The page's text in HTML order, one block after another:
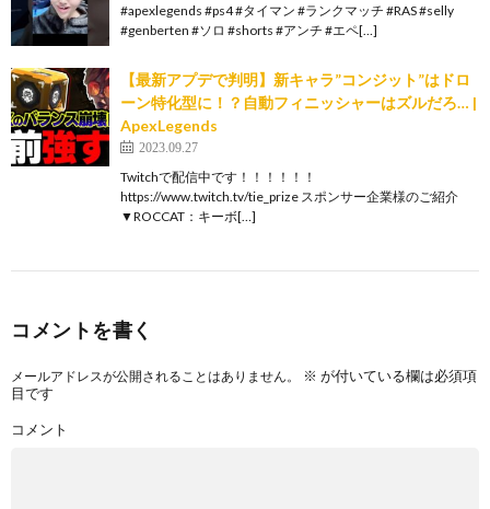
#apexlegends #ps4 #タイマン #ランクマッチ #RAS #selly
#genberten #ソロ #shorts #アンチ #エペ[…]
【最新アプデで判明】新キャラ”コンジット”はドロ
ーン特化型に！？自動フィニッシャーはズルだろ… |
ApexLegends
2023.09.27
Twitchで配信中です！！！！！！
https://www.twitch.tv/tie_prize スポンサー企業様のご紹介
▼ROCCAT：キーボ[…]
コメントを書く
メールアドレスが公開されることはありません。 ※ が付いている欄は必須項
目です
コメント